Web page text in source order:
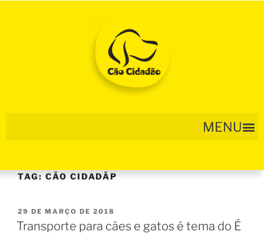
TAG:CÃO CIDADÃP
29 DE MARÇO DE 2018
Transporte para cães e gatos é tema do É